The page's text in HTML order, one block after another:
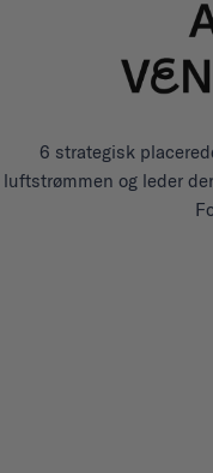
6 strategisk
luftstrømmen og leder